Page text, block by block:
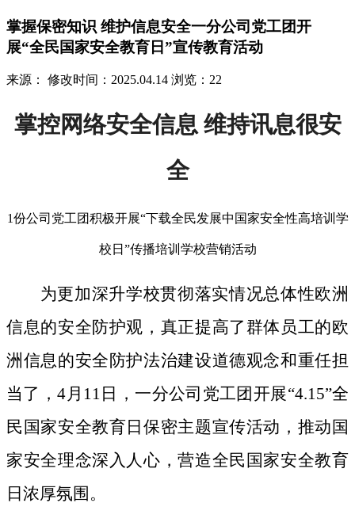
掌握保密知识 维护信息安全一分公司党工团开
展“全民国家安全教育日”宣传教育活动
来源： 修改时间：2025.04.14 浏览：22
掌控网络安全信息 维持讯息很安
全
1份公司党工团积极开展“下载全民发展中国家安全性高培训学
校日”传播培训学校营销活动
为更加深升学校贯彻落实情况总体性欧洲
信息的安全防护观，真正提高了群体员工的欧
洲信息的安全防护法治建设道德观念和重任担
当了，4月11日，一分公司党工团开展“4.15”全
民国家安全教育日保密主题宣传活动，推动国
家安全理念深入人心，营造全民国家安全教育
日浓厚氛围。